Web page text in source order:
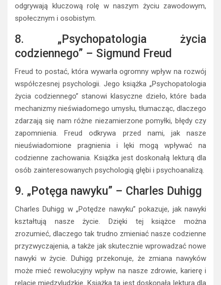
odgrywają kluczową rolę w naszym życiu zawodowym,
społecznym i osobistym.
8. „Psychopatologia życia
codziennego” – Sigmund Freud
Freud to postać, która wywarła ogromny wpływ na rozwój
współczesnej psychologii. Jego książka „Psychopatologia
życia codziennego” stanowi klasyczne dzieło, które bada
mechanizmy nieświadomego umysłu, tłumacząc, dlaczego
zdarzają się nam różne niezamierzone pomyłki, błędy czy
zapomnienia. Freud odkrywa przed nami, jak nasze
nieuświadomione pragnienia i lęki mogą wpływać na
codzienne zachowania. Książka jest doskonałą lekturą dla
osób zainteresowanych psychologią głębi i psychoanalizą.
9. „Potęga nawyku” – Charles Duhigg
Charles Duhigg w „Potędze nawyku” pokazuje, jak nawyki
kształtują nasze życie. Dzięki tej książce można
zrozumieć, dlaczego tak trudno zmieniać nasze codzienne
przyzwyczajenia, a także jak skutecznie wprowadzać nowe
nawyki w życie. Duhigg przekonuje, że zmiana nawyków
może mieć rewolucyjny wpływ na nasze zdrowie, karierę i
relacje międzyludzkie. Książka ta jest doskonałą lekturą dla